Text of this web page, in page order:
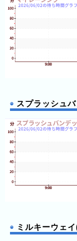
スプラッシュ
ミルキーウェ